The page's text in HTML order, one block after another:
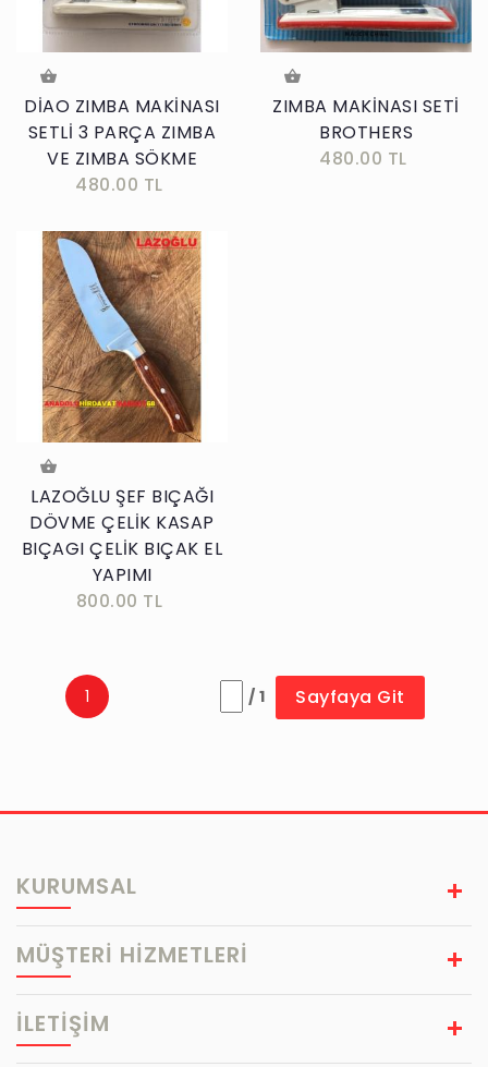
DİAO ZIMBA MAKİNASI
SETLİ 3 PARÇA ZIMBA
VE ZIMBA SÖKME
480.00 TL
ZIMBA MAKİNASI SETİ
BROTHERS
480.00 TL
LAZOĞLU ŞEF BIÇAĞI
DÖVME ÇELİK KASAP
BIÇAGI ÇELİK BIÇAK EL
YAPIMI
800.00 TL
1 / 1 Sayfaya Git
KURUMSAL
MÜŞTERİ HİZMETLERİ
İLETİŞİM